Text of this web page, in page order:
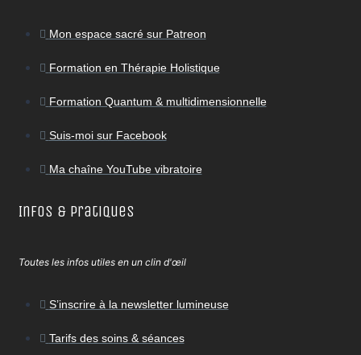
Mon espace sacré sur Patreon
Formation en Thérapie Holistique
Formation Quantum & multidimensionnelle
Suis-moi sur Facebook
Ma chaîne YouTube vibratoire
Infos & Pratiques
Toutes les infos utiles en un clin d'œil
S’inscrire à la newsletter lumineuse
Tarifs des soins & séances